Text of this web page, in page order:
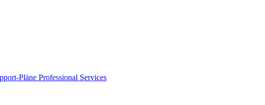
Pläne Professional Services